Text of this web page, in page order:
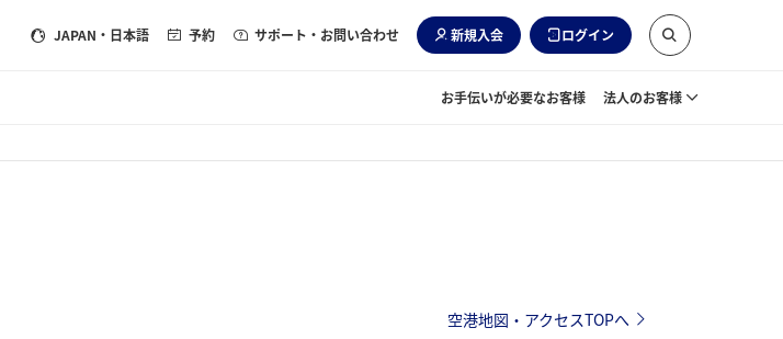
JAPAN ・日本語 予約 サポート・お問い合わせ 新規入会 ログイン
お手伝いが必要なお客様 法人のお客様
空港地図・アクセスTOPへ